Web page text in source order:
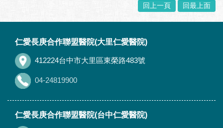
回上一頁 回最上面
仁愛長庚合作聯盟醫院(大里仁愛醫院)
412224台中市大里區東榮路483號
04-24819900
仁愛長庚合作聯盟醫院(台中仁愛醫院)